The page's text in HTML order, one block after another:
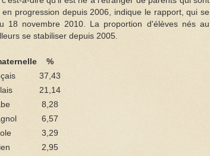
progression depuis 2006, indique le rapport, qui se
18 novembre 2010. La proportion d'élèves nés au
se stabiliser depuis 2005.
%
37,43
21,14
8,28
6,57
3,29
2,95